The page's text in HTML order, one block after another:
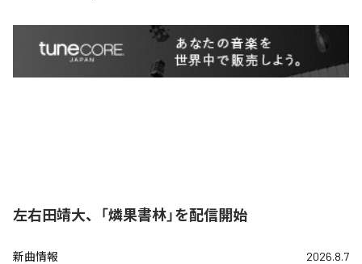
左右田靖大、「燐果書林」を配信開始
新曲情報 2026.8.7